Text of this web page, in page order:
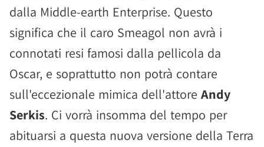
dalla Middle-earth Enterprise. Questo
significa che il caro Smeagol non avrà i
connotati resi famosi dalla pellicola da
Oscar, e soprattutto non potrà contare
sull'eccezionale mimica dell'attore Andy
Serkis. Ci vorrà insomma del tempo per
abituarsi a questa nuova versione della Terra